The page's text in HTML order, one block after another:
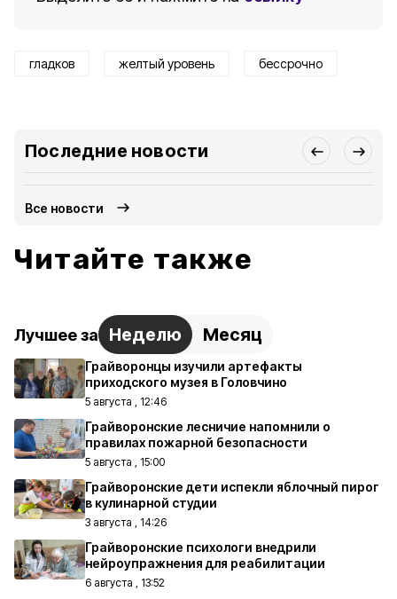
гладков желтый уровень бессрочно
Последние новости
Все новости
Читайте также
Лучшее за Неделю Месяц
Грайворонцы изучили артефакты
приходского музея в Головчино
5 августа , 12:46
Грайворонские лесничие напомнили о
правилах пожарной безопасности
5 августа , 15:00
Грайворонские дети испекли яблочный пирог
в кулинарной студии
3 августа , 14:26
Грайворонские психологи внедрили
нейроупражнения для реабилитации
6 августа , 13:52